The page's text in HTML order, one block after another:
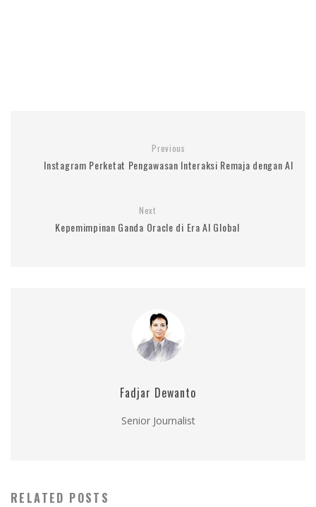
Previous
Instagram Perketat Pengawasan Interaksi Remaja dengan AI
Next
Kepemimpinan Ganda Oracle di Era AI Global
Fadjar Dewanto
Senior Journalist
RELATED POSTS